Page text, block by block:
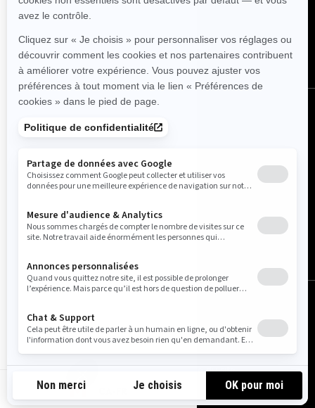
SUIVEZ NOUS
© BRP 2003-2026
Avis juridique
Politique de confidentialité
Utilisation de cookies
Accessibilité
Carte du site
Paramètres des cookies